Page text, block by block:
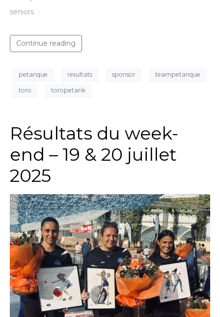
seniors
Continue reading
petanque resultats sponsor teampetanque
toro toropetank
Résultats du week-
end – 19 & 20 juillet
2025